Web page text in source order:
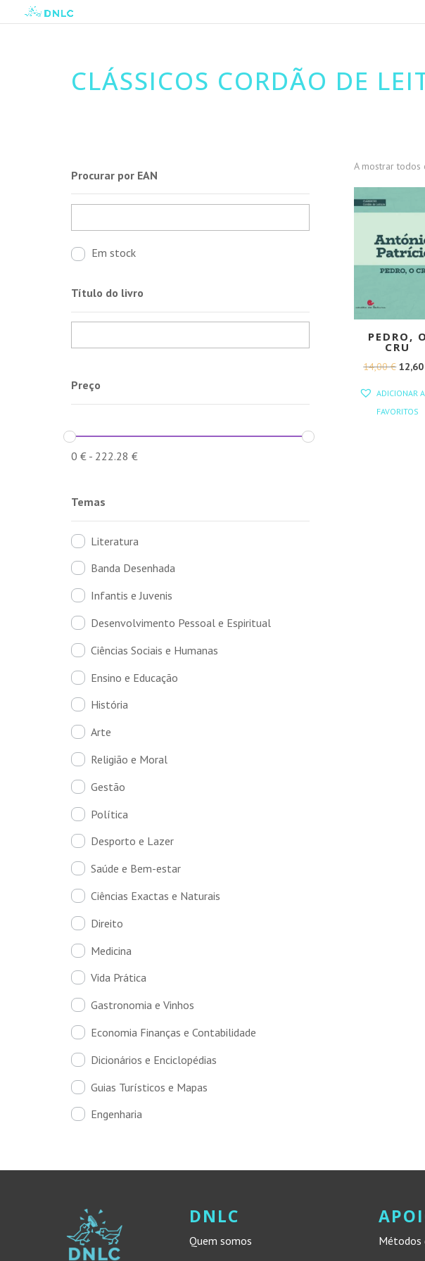
CLÁSSICOS CORDÃO DE
Procurar por EAN
Em stock
Título do livro
Preço
0 €- 222.28 €
Temas
Literatura
Banda Desenhada
Infantis e Juvenis
Desenvolvimento Pessoal e Espiritual
Ciências Sociais e Humanas
Ensino e Educação
História
Arte
Religião e Moral
Gestão
Política
Desporto e Lazer
Saúde e Bem-estar
Ciências Exactas e Naturais
Direito
Medicina
Vida Prática
Gastronomia e Vinhos
Economia Finanças e Contabilidade
Dicionários e Enciclopédias
Guias Turísticos e Mapas
Engenharia
A mostrar todos
PEDRO, O
CRU
14,00€ O
ADICIONAR
FAVORITOS
DNLC
Quem somos Métodos